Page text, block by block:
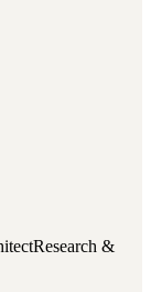
Research &